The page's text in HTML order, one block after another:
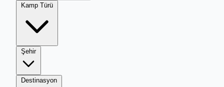
Kamp Türü
Şehir
Destinasyon